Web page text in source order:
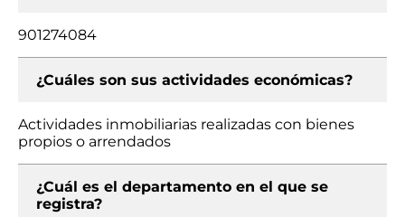
901274084
¿Cuáles son sus actividades económicas?
Actividades inmobiliarias realizadas con bienes
propios o arrendados
¿Cuál es el departamento en el que se
registra?